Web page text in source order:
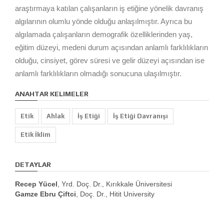
araştırmaya katılan çalışanların iş etiğine yönelik davranış
algılarının olumlu yönde olduğu anlaşılmıştır. Ayrıca bu
algılamada çalışanların demografik özelliklerinden yaş,
eğitim düzeyi, medeni durum açısından anlamlı farklılıkların
olduğu, cinsiyet, görev süresi ve gelir düzeyi açısından ise
anlamlı farklılıkların olmadığı sonucuna ulaşılmıştır.
ANAHTAR KELIMELER
Etik Ahlak İş Etiği İş Etiği Davranışı
Etik İklim
DETAYLAR
Recep Yücel , Yrd. Doç. Dr., Kırıkkale Üniversitesi
Gamze Ebru Çiftci , Doç. Dr., Hitit University